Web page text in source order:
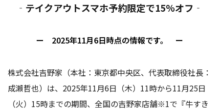
‐テイクアウトスマホ予約限定で15%オフ‐
ー 2025年11月6日時点の情報です。 ー
株式会社吉野家（本社：東京都中央区、代表取締役社長：
成瀨哲也）は、2025年11月6日（木）11時から11月25日
（火）15時までの期間、全国の吉野家店舗※1で『牛すき